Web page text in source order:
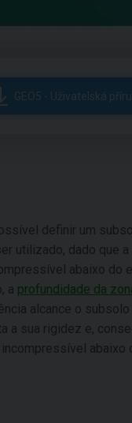
GEO5 - Uživatelská
definir um
utilizado, dado que
abaixo do
a profundidade da
alcance o
a sua rigidez e,
abaixo